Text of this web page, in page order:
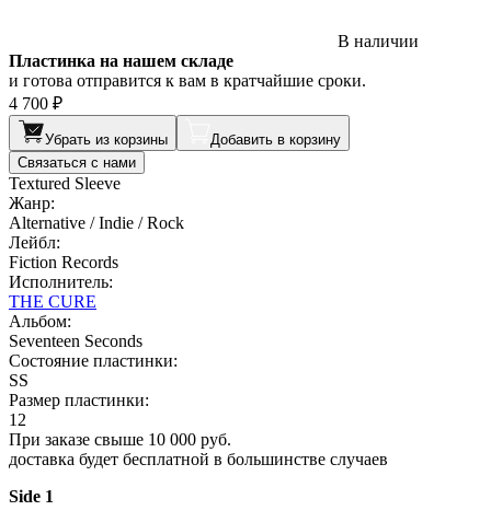
В наличии
Пластинка на нашем складе
и готова отправится к вам в кратчайшие сроки.
4 700 ₽
Убрать из корзины
Добавить в корзину
Связаться с нами
Textured Sleeve
Жанр:
Alternative / Indie / Rock
Лейбл:
Fiction Records
Исполнитель:
THE CURE
Альбом:
Seventeen Seconds
Состояние пластинки:
SS
Размер пластинки:
12
При заказе свыше 10 000 руб.
доставка будет бесплатной в большинстве случаев
Side 1